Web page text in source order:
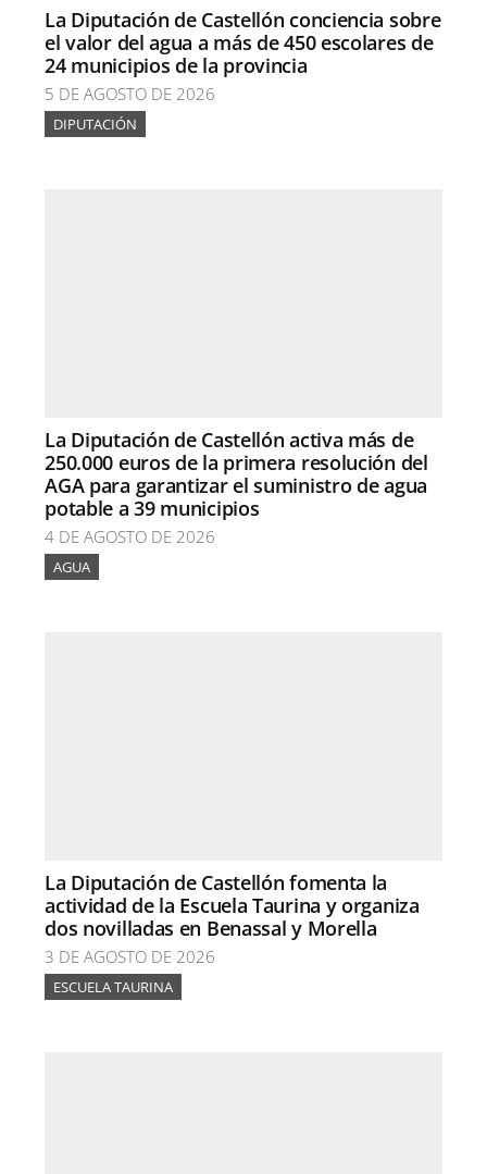
La Diputación de Castellón conciencia sobre
el valor del agua a más de 450 escolares de
24 municipios de la provincia
5 DE AGOSTO DE 2026
DIPUTACIÓN
La Diputación de Castellón activa más de
250.000 euros de la primera resolución del
AGA para garantizar el suministro de agua
potable a 39 municipios
4 DE AGOSTO DE 2026
AGUA
La Diputación de Castellón fomenta la
actividad de la Escuela Taurina y organiza
dos novilladas en Benassal y Morella
3 DE AGOSTO DE 2026
ESCUELA TAURINA